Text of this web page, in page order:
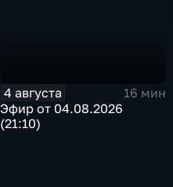
4 августа
16 мин
Эфир от 04.08.2026
(21:10)